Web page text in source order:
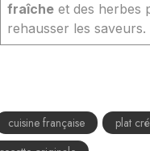
fraîcheet des herbes
rehausser les saveurs.
cuisine française
plat